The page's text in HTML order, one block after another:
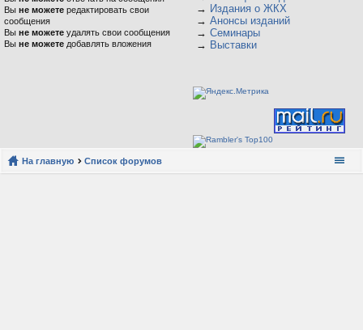
Вы не можете редактировать свои
сообщения
Вы не можете удалять свои сообщения
Вы не можете добавлять вложения
→ Издания о ЖКХ
→ Анонсы изданий
→ Семинары
→ Выставки
На главную Список форумов